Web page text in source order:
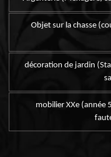
Objet sur la chasse
décoration de jardin
mobilier XXe (année